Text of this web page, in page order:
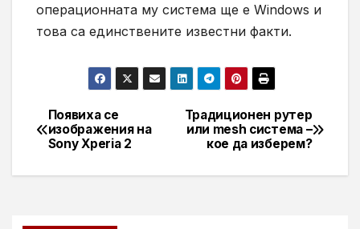
операционната му система ще е Windows и
това са единствените известни факти.
Навигация
Традиционен рутер
или mesh система –
кое да изберем?
Появиха се
изображения на
Sony Xperia 2